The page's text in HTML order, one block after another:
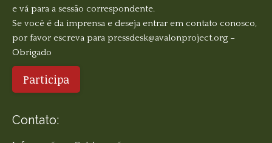
e vá para a sessão correspondente.
Se você é da imprensa e deseja entrar em contato conosco,
por favor escreva para pressdesk@avalonproject.org –
Obrigado
Participa
Contato: